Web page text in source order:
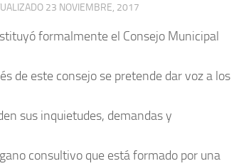
23 NOVIEMBRE, 2017
formalmente el Consejo Municipal
de este consejo se pretende dar voz a los
sus inquietudes, demandas y
consultivo que está formado por una